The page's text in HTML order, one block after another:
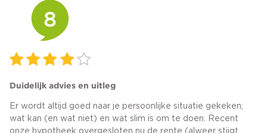
8
Duidelijk advies en uitleg
Er wordt altijd goed naar je persoonlijke situatie gekeken;
wat kan (en wat niet) en wat slim is om te doen. Recent
onze hypotheek overgesloten nu de rente (alweer stijgt